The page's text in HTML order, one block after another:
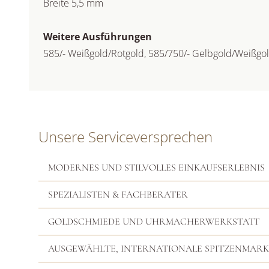
Breite 5,5 mm
Weitere Ausführungen
585/- Weißgold/Rotgold, 585/750/- Gelbgold/
Unsere Serviceversprechen
MODERNES UND STILVOLLES EINKAUFSERLEBNIS
SPEZIALISTEN & FACHBERATER
GOLDSCHMIEDE UND UHRMACHERWERKSTATT
AUSGEWÄHLTE, INTERNATIONALE